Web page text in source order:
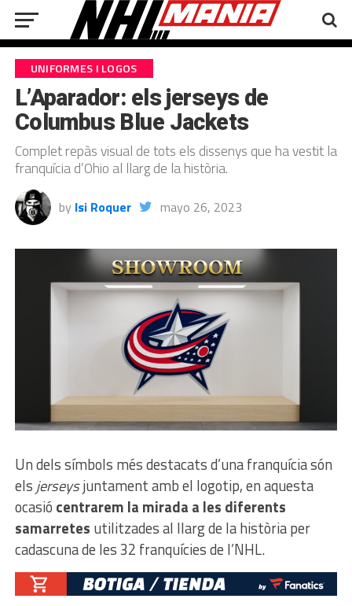
UNIFORMES I LOGOS
L’Aparador: els jerseys de
Columbus Blue Jackets
Complet repàs visual de tots els dissenys que ha vestit la
franquícia d’Ohio al llarg de la història.
by Isi Roquer mayo 26, 2023
Un dels símbols més destacats d’una franquícia són
els jerseysjuntament amb el logotip, en aquesta
ocasió centrarem la mirada a les diferents
samarretes utilitzades al llarg de la història per
cadascuna de les 32 franquícies de l’NHL.